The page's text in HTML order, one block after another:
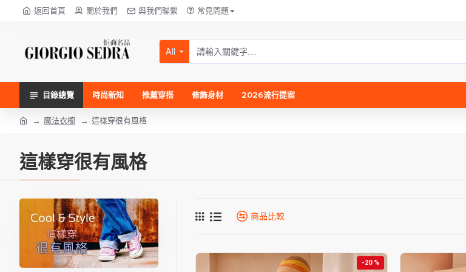
返回首頁 關於我們 與我們聯繫 常見問題
All
目錄總覽 時尚新知 推薦穿搭 修飾身材 2026流行提案
魔法衣櫥 這樣穿很有風格
這樣穿很有風格
商品比較
-20 %